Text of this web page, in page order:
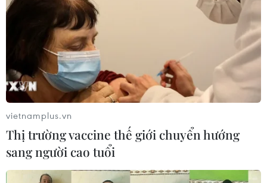
vietnamplus.vn
Thị trường vaccine thế giới chuyển hướng
sang người cao tuổi